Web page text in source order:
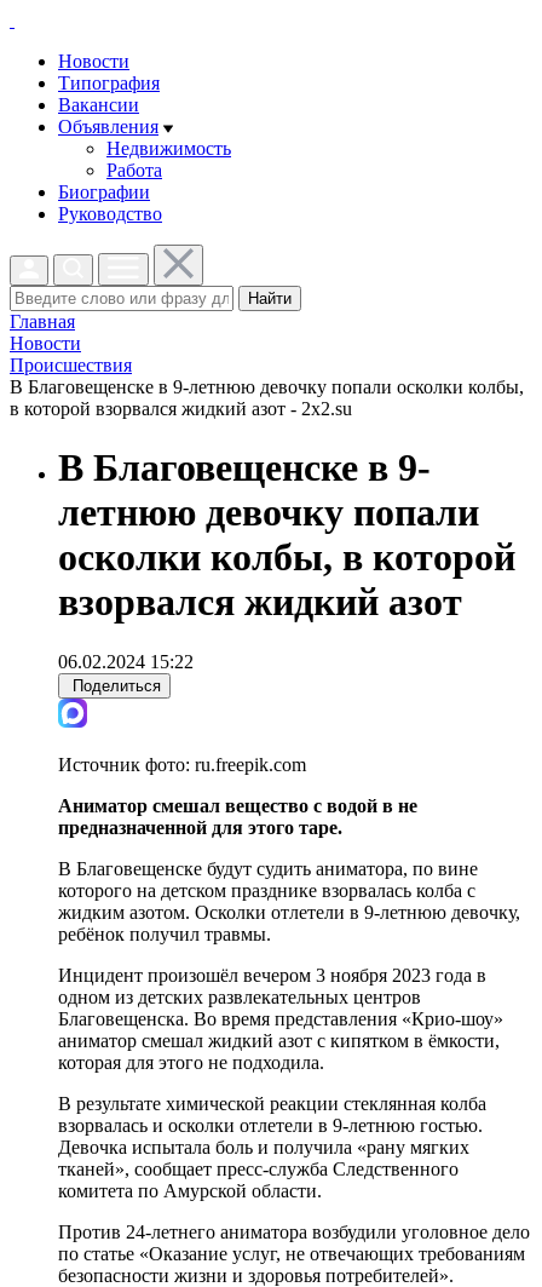
Новости
Типография
Вакансии
Объявления
Недвижимость
Работа
Биографии
Руководство
Найти
Главная
Новости
Проиcшествия
В Благовещенске в 9-летнюю девочку попали осколки колбы,
в которой взорвался жидкий азот - 2x2.su
В Благовещенске в 9-
летнюю девочку попали
осколки колбы, в которой
взорвался жидкий азот
06.02.2024 15:22
Поделиться
Источник фото: ru.freepik.com
Аниматор смешал вещество с водой в не
предназначенной для этого таре.
В Благовещенске будут судить аниматора, по вине
которого на детском празднике взорвалась колба с
жидким азотом. Осколки отлетели в 9-летнюю девочку,
ребёнок получил травмы.
Инцидент произошёл вечером 3 ноября 2023 года в
одном из детских развлекательных центров
Благовещенска. Во время представления «Крио-шоу»
аниматор смешал жидкий азот с кипятком в ёмкости,
которая для этого не подходила.
В результате химической реакции стеклянная колба
взорвалась и осколки отлетели в 9-летнюю гостью.
Девочка испытала боль и получила «рану мягких
тканей», сообщает пресс-служба Следственного
комитета по Амурской области.
Против 24-летнего аниматора возбудили уголовное дело
по статье «Оказание услуг, не отвечающих требованиям
безопасности жизни и здоровья потребителей».